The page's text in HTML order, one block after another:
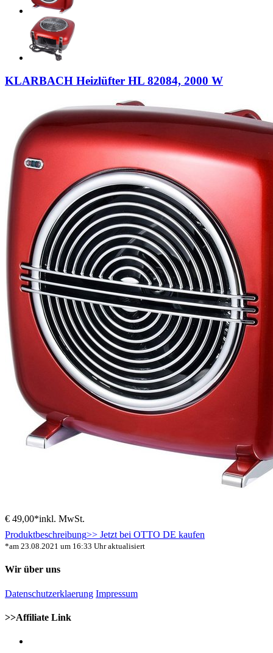
KLARBACH Heizlüfter HL 82084, 2000 W
€ 49,00*inkl. MwSt.
Produktbeschreibung>> Jetzt bei OTTO DE kaufen
*am 23.08.2021 um 16:33 Uhr aktualisiert
Wir über uns
Datenschutzerklaerung Impressum
>>Affiliate Link